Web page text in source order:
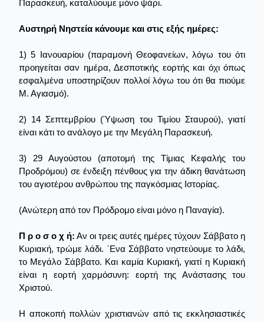
Παρασκευή, καταλύουμε μόνο ψάρι.
Αυστηρή Νηστεία κάνουμε και στις εξής ημέρες:
1) 5 Ιανουαρίου (παραμονή Θεοφανείων, λόγω του ότι
προηγείται σαν ημέρα, Δεσποτικής εορτής και όχι όπως
εσφαλμένα υποστηρίζουν πολλοί λόγω του ότι θα πιούμε
Μ. Αγιασμό).
2) 14 Σεπτεμβρίου (Ύψωση του Τιμίου Σταυρού), γιατί
είναι κάτι το ανάλογο με την Μεγάλη Παρασκευή.
3) 29 Αυγούστου (αποτομή της Τίμιας Κεφαλής του
Προδρόμου) σε ένδειξη πένθους για την άδικη θανάτωση
του αγιοτέρου ανθρώπου της παγκόσμιας Ιστορίας.
(Ανώτερη από τον Πρόδρομο είναι μόνο η Παναγία).
Π ρ ο σ ο χ ή: Αν οι τρεις αυτές ημέρες τύχουν Σάββατο η
Κυριακή, τρώμε λάδι. ΄Eνα Σάββατο νηστεύουμε το λάδι,
το Μεγάλο Σάββατο. Και καμία Κυριακή, γιατί η Κυριακή
είναι η εορτή χαρμόσυνη: εορτή της Ανάστασης του
Χριστού.
Η αποκοπή πολλών χριστιανών από τις εκκλησιαστικές